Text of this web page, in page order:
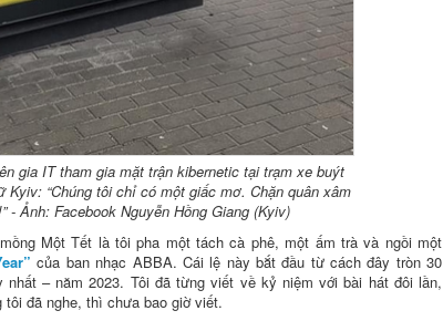
gia IT tham gia mặt trận kibernetic tại trạm xe buýt
Kyiv: “Chúng tôi chỉ có một giấc mơ. Chặn quân xâm
- Ảnh: Facebook Nguyễn Hồng Giang (Kyiv)
Một Tết là tôi pha một tách cà phê, một ấm trà và ngồi một
của ban nhạc ABBA. Cái lệ này bắt đầu từ cách đây tròn 30
– năm 2023. Tôi đã từng viết về kỷ niệm với bài hát đôi lần,
tôi đã nghe, thì chưa bao giờ viết.